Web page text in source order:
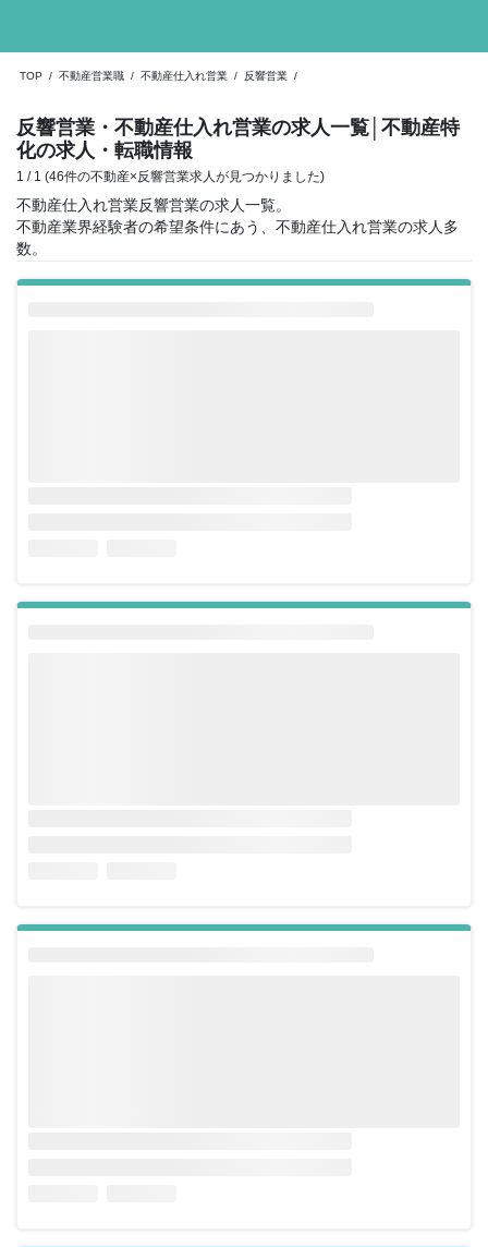
TOP / 不動産営業職 / 不動産仕入れ営業 / 反響営業 /
反響営業・不動産仕入れ営業の求人一覧 │不動産特
化の求人・転職情報
1 / 1 (46件の不動産×反響営業求人が見つかりました)
不動産仕入れ営業反響営業の求人一覧。
不動産業界経験者の希望条件にあう、不動産仕入れ営業の求人多
数。